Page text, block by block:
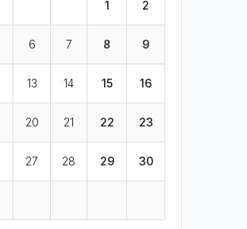
1 2
6 7 8 9
13 14 15 16
20 21 22 23
27 28 29 30